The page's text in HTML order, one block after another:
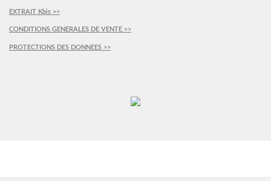
EXTRAIT Kbis >>
CONDITIONS GENERALES DE VENTE >>
PROTECTIONS DES DONNEES >>